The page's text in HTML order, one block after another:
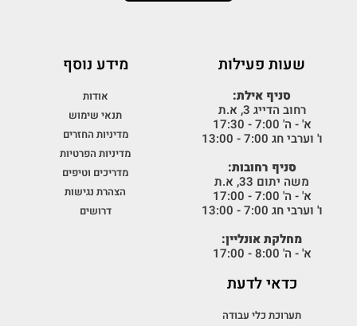
שעות פעילות
סניף אילת:
רחוב הדייג 3, א.ת
א' - ה' 7:00 - 17:30
ו' וערבי חג 7:00 - 13:00
סניף רחובות:
משה יתום 33, א.ת
א' - ה' 7:00 - 17:00
ו' וערבי חג 7:00 - 13:00
מחלקת אונליין:
א' - ה' 8:00 - 17:00
מידע נוסף
אודות
תנאי שימוש
מדיניות החזרים
מדיניות הפרטיות
מדריכים וטיפים
הצהרת נגישות
דרושים
כדאי לדעת
תערוכת כלי עבודה